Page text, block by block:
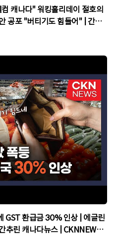
캐나다" 워킹홀리데이 절호의
공포 "버티기도 힘들어" | 간추
나다코리안뉴스
환급금 30% 인상 | 에글린
추린 캐나다뉴스 | CKNNEWS,